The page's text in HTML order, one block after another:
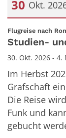
30 Okt.
Datum: 30.
Flugreise nach
Studien-
30. Okt. 2026 - 4.
Im Herbst
Grafschaft
Die Reise
Funk und
gebucht